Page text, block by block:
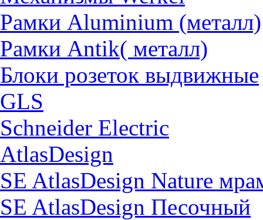
Рамки Aluminium (металл)
Рамки Antik( металл)
Блоки розеток выдвижные
GLS
Schneider Electric
AtlasDesign
SE AtlasDesign Nature
SE AtlasDesign Песочный